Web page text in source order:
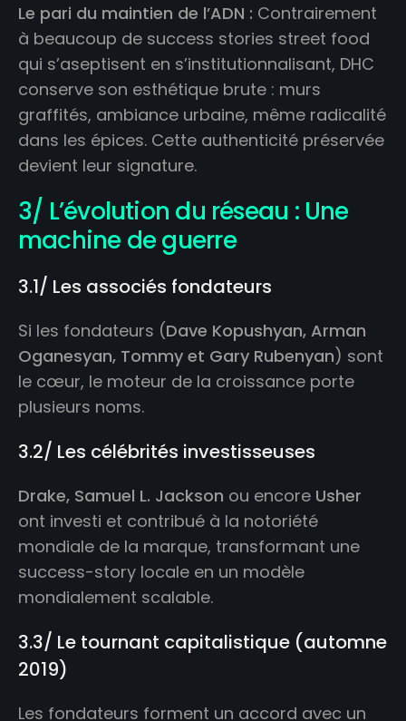
Le pari du maintien de l’ADN : Contrairement
à beaucoup de success stories street food
qui s’aseptisent en s’institutionnalisant, DHC
conserve son esthétique brute : murs
graffités, ambiance urbaine, même radicalité
dans les épices. Cette authenticité préservée
devient leur signature.
3/ L’évolution du réseau : Une
machine de guerre
3.1/ Les associés fondateurs
Si les fondateurs (Dave Kopushyan, Arman
Oganesyan, Tommy et Gary Rubenyan) sont
le cœur, le moteur de la croissance porte
plusieurs noms.
3.2/ Les célébrités investisseuses
Drake, Samuel L. Jackson ou encore Usher
ont investi et contribué à la notoriété
mondiale de la marque, transformant une
success-story locale en un modèle
mondialement scalable.
3.3/ Le tournant capitalistique (automne
2019)
Les fondateurs forment un accord avec un